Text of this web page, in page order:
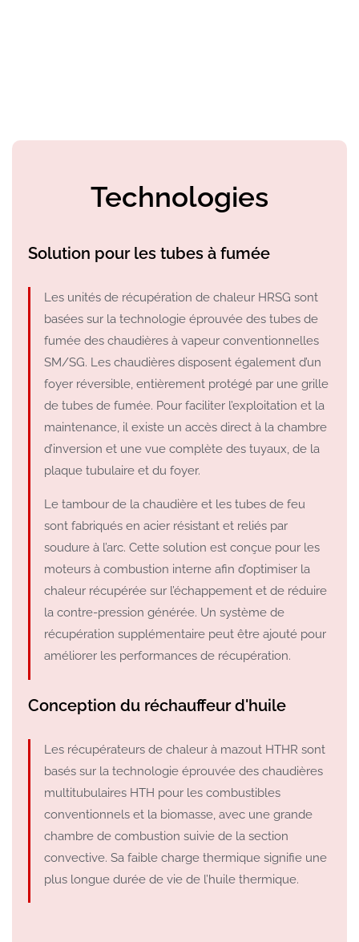
Technologies
Solution pour les tubes à fumée
Les unités de récupération de chaleur HRSG sont
basées sur la technologie éprouvée des tubes de
fumée des chaudières à vapeur conventionnelles
SM/SG. Les chaudières disposent également d’un
foyer réversible, entièrement protégé par une grille
de tubes de fumée. Pour faciliter l’exploitation et la
maintenance, il existe un accès direct à la chambre
d’inversion et une vue complète des tuyaux, de la
plaque tubulaire et du foyer.
Le tambour de la chaudière et les tubes de feu
sont fabriqués en acier résistant et reliés par
soudure à l’arc. Cette solution est conçue pour les
moteurs à combustion interne afin d’optimiser la
chaleur récupérée sur l’échappement et de réduire
la contre-pression générée. Un système de
récupération supplémentaire peut être ajouté pour
améliorer les performances de récupération.
Conception du réchauffeur d'huile
Les récupérateurs de chaleur à mazout HTHR sont
basés sur la technologie éprouvée des chaudières
multitubulaires HTH pour les combustibles
conventionnels et la biomasse, avec une grande
chambre de combustion suivie de la section
convective. Sa faible charge thermique signifie une
plus longue durée de vie de l’huile thermique.